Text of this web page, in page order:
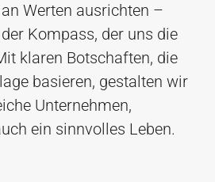
Werten ausrichten –
Kompass, der uns die
klaren Botschaften, die
basieren, gestalten wir
Unternehmen,
ein sinnvolles Leben.